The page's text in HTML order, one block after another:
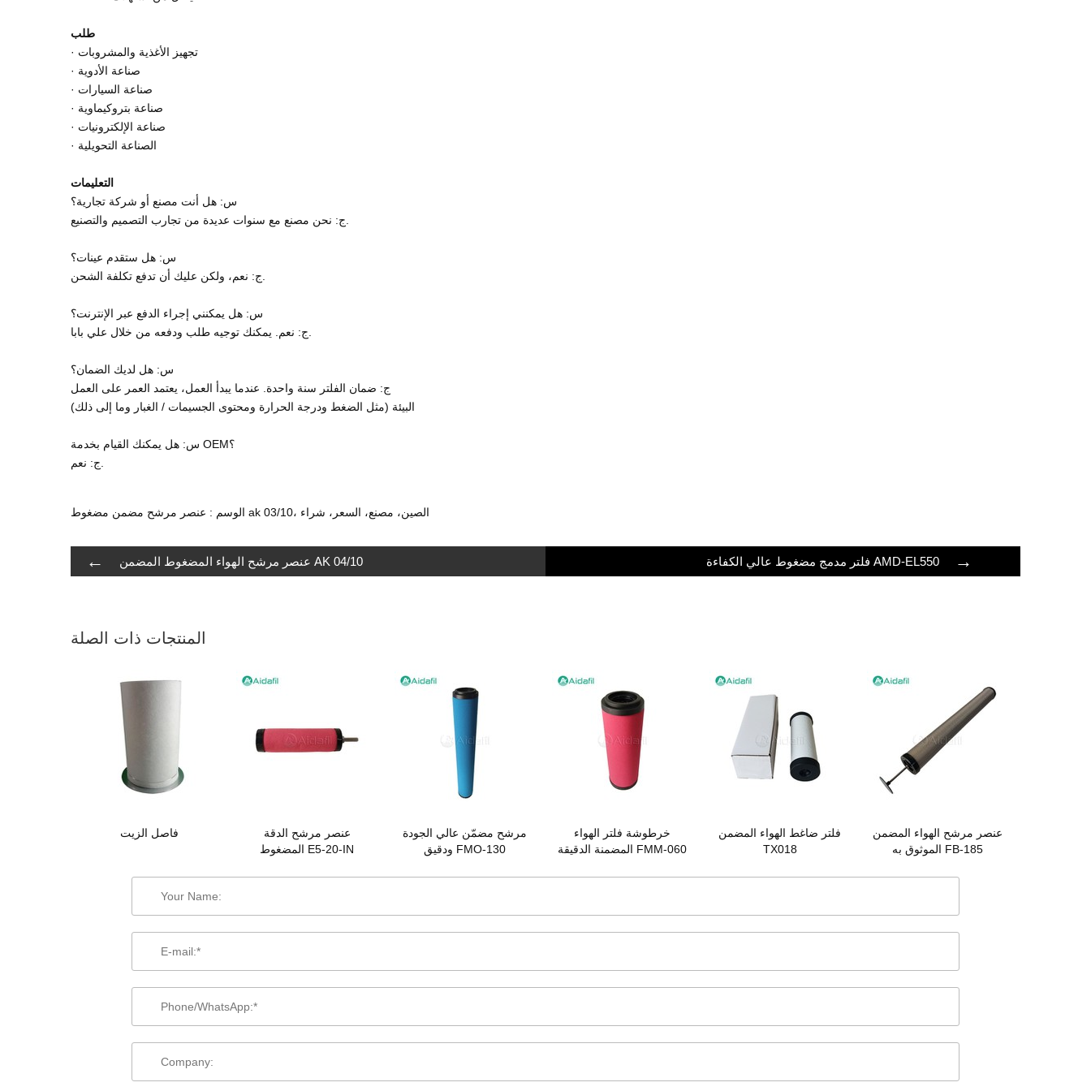
طلب
· تجهيز الأغذية والمشروبات
· صناعة الأدوية
· صناعة السيارات
· صناعة بتروكيماوية
· صناعة الإلكترونيات
· الصناعة التحويلية
التعليمات
س: هل أنت مصنع أو شركة تجارية؟
س: هل ستقدم عينات؟
س: هل يمكنني إجراء الدفع عبر الإنترنت؟
س: هل لديك الضمان؟
ج: ضمان الفلتر سنة واحدة. عندما يبدأ العمل، يعتمد العمر على العمل
البيئة (مثل الضغط ودرجة الحرارة ومحتوى الجسيمات / الغبار وما إلى ذلك)
س: هل يمكنك القيام بخدمة OEM؟
الوسم : عنصر مرشح مضمن مضغوط ak 03/10، الصين، مصنع، السعر، شراء
← عنصر مرشح الهواء المضغوط المضمن AK 04/10 فلتر مدمج مضغوط عالي الكفاءة AMD-EL550 →
المنتجات ذات الصلة
فاصل الزيت
عنصر مرشح الدقة
المضغوط E5-20-IN
مرشح مضمّن عالي الجودة
ودقيق FMO-130
خرطوشة فلتر الهواء
المضمنة الدقيقة FMM-060
فلتر ضاغط الهواء المضمن
TX018
عنصر مرشح الهواء المضمن
الموثوق به FB-185